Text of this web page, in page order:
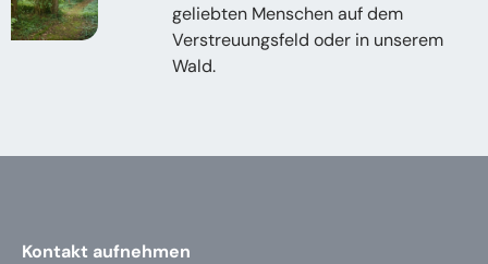
geliebten Menschen auf dem
Verstreuungsfeld oder in unserem
Wald.
Kontakt aufnehmen